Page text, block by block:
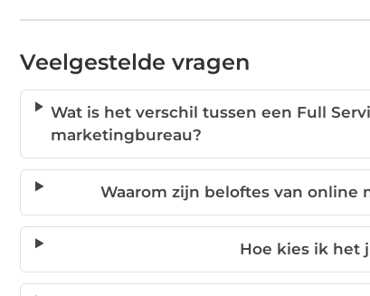
Veelgestelde vragen
Wat is het verschil tussen een Full
marketingbureau?
Waarom zijn beloftes van online
Hoe kies ik het